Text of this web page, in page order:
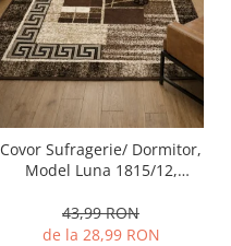
Covor Sufragerie/ Dormitor,
Model Luna 1815/12,
43,99 RON
de la 28,99 RON